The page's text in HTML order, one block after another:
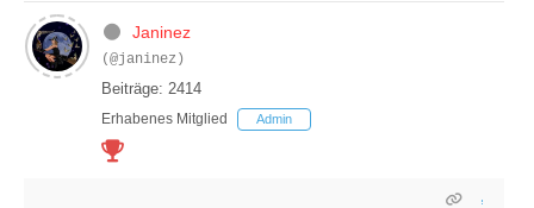
Janinez
(@janinez)
Beiträge: 2414
Erhabenes Mitglied Admin